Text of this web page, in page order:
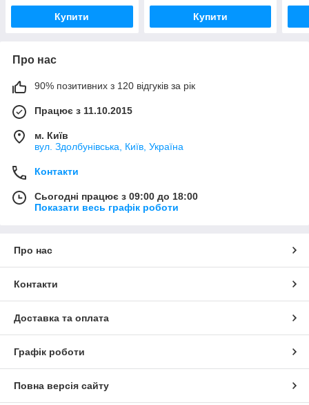
Купити Купити
Про нас
90% позитивних з 120 відгуків за рік
Працює з 11.10.2015
м. Київ
вул. Здолбунівська, Київ, Україна
Контакти
Сьогодні працює з 09:00 до 18:00
Показати весь графік роботи
Про нас
Контакти
Доставка та оплата
Графік роботи
Повна версія сайту